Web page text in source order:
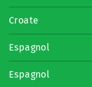
Croate
Espagnol
Espagnol